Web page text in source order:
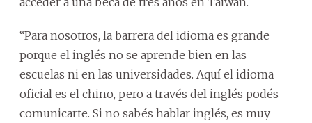
“Para nosotros, la barrera del idioma es grande
porque el inglés no se aprende bien en las
escuelas ni en las universidades. Aquí el idioma
oficial es el chino, pero a través del inglés podés
comunicarte. Si no sabés hablar inglés, es muy